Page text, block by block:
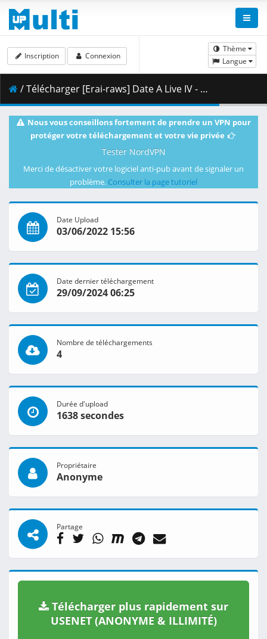
Thème
Langue
Inscription Connexion
/ Télécharger [Erai-raws] Date A Live IV - 09 [1080p][Multiple Subtitle][01AC1787].mkv.002 ( 459.93 MB )
Nous vous conseillons fortement de prendre un VPN pour
protéger votre téléchargement et votre vie privée
Tester NordVPN
Merci de désactiver votre logiciel anti-pub avant de signaler un
problème. Consulter la page tutoriel
Date Upload
03/06/2022 15:56
Date dernier téléchargement
29/09/2024 06:25
Nombre de téléchargements
4
Durée d'upload
1638 secondes
Propriétaire
Anonyme
Partage
Télécharger plus rapidement sur
USENET (ANONYME & ILLIMITÉ)